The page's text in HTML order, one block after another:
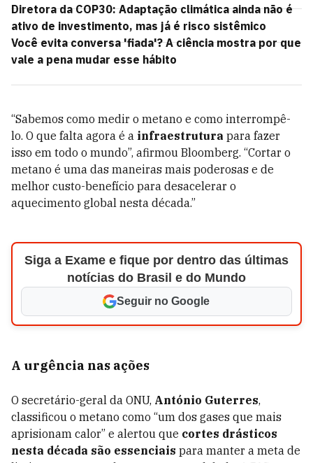
Diretora da COP30: Adaptação climática ainda não é
ativo de investimento, mas já é risco sistêmico
Você evita conversa 'fiada'? A ciência mostra por que
vale a pena mudar esse hábito
“Sabemos como medir o metano e como interrompê-
lo. O que falta agora é a infraestrutura para fazer
isso em todo o mundo”, afirmou Bloomberg. “Cortar o
metano é uma das maneiras mais poderosas e de
melhor custo-benefício para desacelerar o
aquecimento global nesta década.”
Siga a Exame e fique por dentro das últimas
notícias do Brasil e do Mundo
Seguir no Google
A urgência nas ações
O secretário-geral da ONU, António Guterres,
classificou o metano como “um dos gases que mais
aprisionam calor” e alertou que cortes drásticos
nesta década são essenciais para manter a meta de